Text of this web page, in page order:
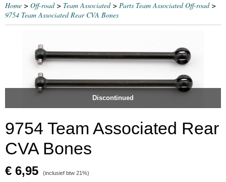
Home > Off-road> Team Associated> Parts Team Associated Off-road>
9754 Team Associated Rear CVA Bones
Discontinued
9754 Team Associated Rear
CVA Bones
€ 6,95 (inclusief btw 21%)